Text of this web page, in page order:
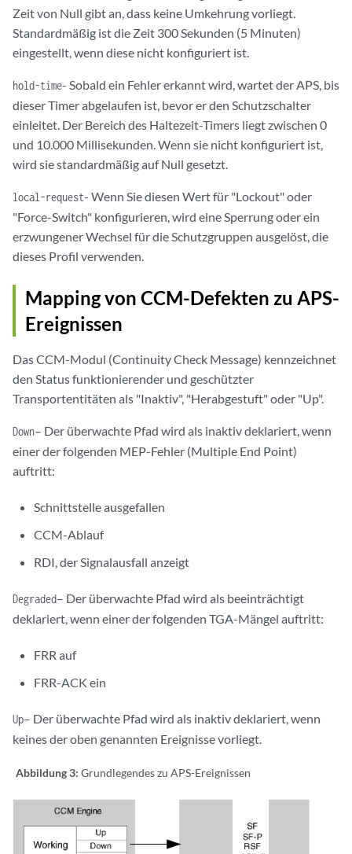
Zeit von Null gibt an, dass keine Umkehrung vorliegt.
Standardmäßig ist die Zeit 300 Sekunden (5 Minuten)
eingestellt, wenn diese nicht konfiguriert ist.
hold-time- Sobald ein Fehler erkannt wird, wartet der APS, bis
dieser Timer abgelaufen ist, bevor er den Schutzschalter
einleitet. Der Bereich des Haltezeit-Timers liegt zwischen 0
und 10.000 Millisekunden. Wenn sie nicht konfiguriert ist,
wird sie standardmäßig auf Null gesetzt.
local-request- Wenn Sie diesen Wert für "Lockout" oder
"Force-Switch" konfigurieren, wird eine Sperrung oder ein
erzwungener Wechsel für die Schutzgruppen ausgelöst, die
dieses Profil verwenden.
Mapping von CCM-Defekten zu APS-
Ereignissen
Das CCM-Modul (Continuity Check Message) kennzeichnet
den Status funktionierender und geschützter
Transportentitäten als "Inaktiv", "Herabgestuft" oder "Up".
Down– Der überwachte Pfad wird als inaktiv deklariert, wenn
einer der folgenden MEP-Fehler (Multiple End Point)
auftritt:
Schnittstelle ausgefallen
CCM-Ablauf
RDI, der Signalausfall anzeigt
Degraded– Der überwachte Pfad wird als beeinträchtigt
deklariert, wenn einer der folgenden TGA-Mängel auftritt:
FRR auf
FRR-ACK ein
Up– Der überwachte Pfad wird als inaktiv deklariert, wenn
keines der oben genannten Ereignisse vorliegt.
Abbildung 3: Grundlegendes zu APS-Ereignissen